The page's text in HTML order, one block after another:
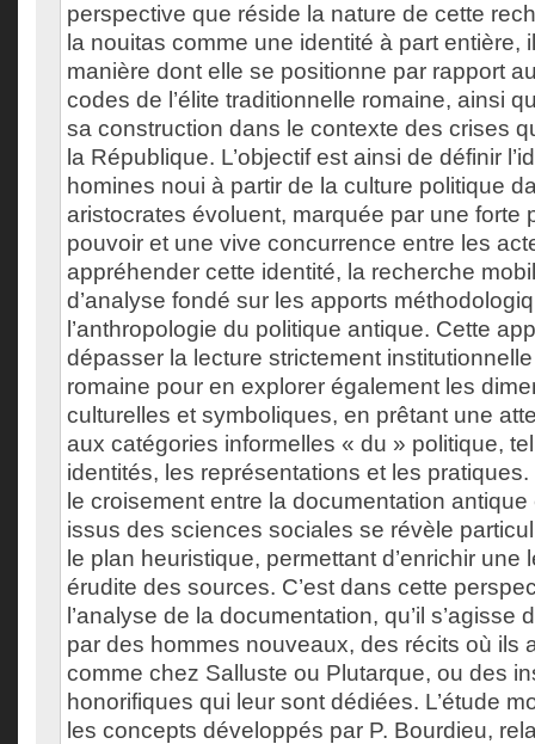
perspective que réside la nature de cette
la nouitas comme une identité à part entière,
manière dont elle se positionne par rapport
codes de l’élite traditionnelle romaine, ainsi
sa construction dans le contexte des crises
la République. L’objectif est ainsi de définir
homines noui à partir de la culture politique
aristocrates évoluent, marquée par une forte
pouvoir et une vive concurrence entre les
appréhender cette identité, la recherche
d’analyse fondé sur les apports
l’anthropologie du politique antique. Cette
dépasser la lecture strictement
romaine pour en explorer également les
culturelles et symboliques, en prêtant une
aux catégories informelles « du » politique,
identités, les représentations et les
le croisement entre la documentation
issus des sciences sociales se révèle
le plan heuristique, permettant d’enrichir une
érudite des sources. C’est dans cette
l’analyse de la documentation, qu’il s’agisse
par des hommes nouveaux, des récits où ils
comme chez Salluste ou Plutarque, ou des
honorifiques qui leur sont dédiées. L’étude
les concepts développés par P. Bourdieu,